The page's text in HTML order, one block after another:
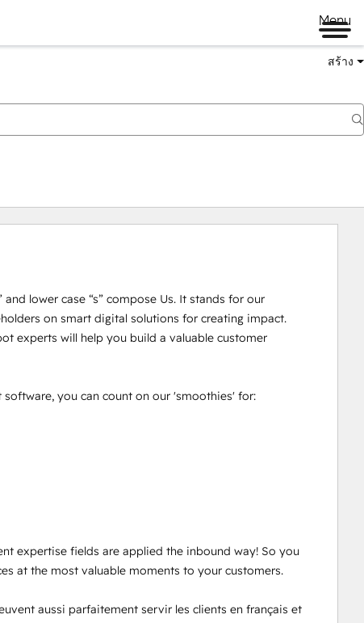
Menu
สร้าง
lower case “s” compose Us. It stands for our
on smart digital solutions for creating impact.
experts will help you build a valuable customer
you can count on our 'smoothies' for:
expertise fields are applied the inbound way! So you
at the most valuable moments to your customers.
aussi parfaitement servir les clients en français et